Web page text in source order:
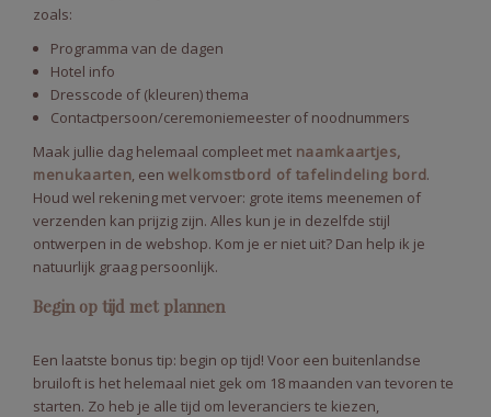
zoals:
Programma van de dagen
Hotel info
Dresscode of (kleuren) thema
Contactpersoon/ceremoniemeester of noodnummers
Maak jullie dag helemaal compleet met naamkaartjes,
menukaarten , eenwelkomstbord of tafelindeling bord.
Houd wel rekening met vervoer: grote items meenemen of
verzenden kan prijzig zijn. Alles kun je in dezelfde stijl
ontwerpen in de webshop. Kom je er niet uit? Dan help ik je
natuurlijk graag persoonlijk.
Begin op tijd met plannen
Een laatste bonus tip: begin op tijd! Voor een buitenlandse
bruiloft is het helemaal niet gek om 18 maanden van tevoren te
starten. Zo heb je alle tijd om leveranciers te kiezen,